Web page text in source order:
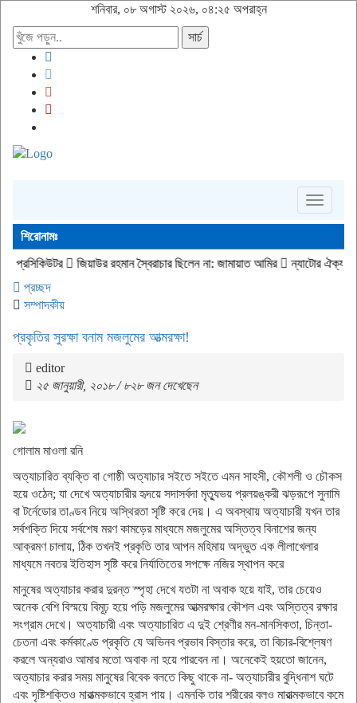
শনিবার, ০৮ অগাস্ট ২০২৬, ০৪:২৫ অপরাহ্ন
সার্চ
Toggle
শিরোনামঃ
জিয়াউর রহমান স্বৈরাচার ছিলেন না: জামায়াত আমির
ন্যাটোর ঐক্য পরীক্ষা করতে
প্রচ্ছদ
সম্পাদকীয়
প্রকৃতির সুরক্ষা বনাম মজলুমের আত্মরক্ষা!
editor
২৫ জানুয়ারী, ২০১৮ / ৮২৮ জন দেখেছেন
গোলাম মাওলা রনি
অত্যাচারিত ব্যক্তি বা গোষ্ঠী অত্যাচার সইতে সইতে এমন সাহসী, কৌশলী ও চৌকস
হয়ে ওঠেন; যা দেখে অত্যাচারীর হৃদয়ে সদাসর্বদা মৃত্যুভয় প্রলয়ঙ্করী ঝড়রূপে সুনামি
বা টর্নেডোর তাণ্ডব নিয়ে অস্থিরতা সৃষ্টি করে দেয়। এ অবস্থায় অত্যাচারী যখন তার
সর্বশক্তি দিয়ে সর্বশেষ মরণ কামড়ের মাধ্যমে মজলুমের অস্তিত্ব বিনাশের জন্য
আক্রমণ চালায়, ঠিক তখনই প্রকৃতি তার আপন মহিমায় অদ্ভুত এক লীলাখেলার
মাধ্যমে নবতর ইতিহাস সৃষ্টি করে নির্যাতিতের সপক্ষে নজির স্থাপন করে
মানুষের অত্যাচার করার দুরন্ত স্পৃহা দেখে যতটা না অবাক হয়ে যাই, তার চেয়েও
অনেক বেশি বিস্ময়ে বিমূঢ় হয়ে পড়ি মজলুমের আত্মরক্ষার কৌশল এবং অস্তিত্ব রক্ষার
সংগ্রাম দেখে। অত্যাচারী এবং অত্যাচারিত এ দুই শ্রেণীর মন-মানসিকতা, চিন্তা-
চেতনা এবং কর্মকাণ্ডে প্রকৃতি যে অভিনব প্রভাব বিস্তার করে, তা বিচার-বিশ্লেষণ
করলে অন্যরাও আমার মতো অবাক না হয়ে পারবেন না। অনেকেই হয়তো জানেন,
অত্যাচার করার সময় মানুষের বিবেক বলতে কিছু থাকে না- অত্যাচারীর বুদ্ধিনাশ ঘটে
এবং দৃষ্টিশক্তিও মারাত্মকভাবে হ্রাস পায়। এমনকি তার শরীরের বলও মারাত্মকভাবে কমে